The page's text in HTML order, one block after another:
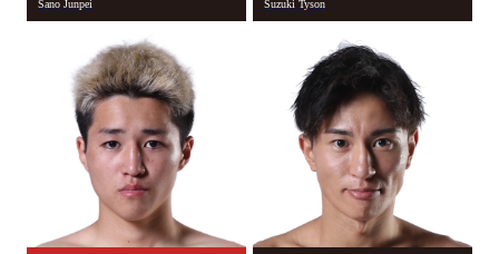
Sano Junpei Suzuki Tyson